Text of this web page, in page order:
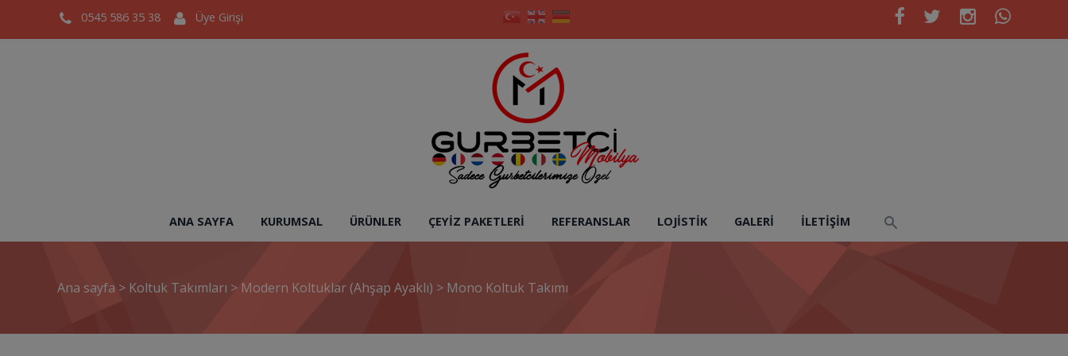
0545 586 35 38 Üye Girişi
ANA SAYFA KURUMSAL ÜRÜNLER ÇEYIZ PAKETLERI REFERANSLAR LOJISTIK GALERI İLETIŞIM
Ana sayfa > Koltuk Takımları > Modern Koltuklar (Ahşap Ayaklı) > Mono Koltuk Takımı